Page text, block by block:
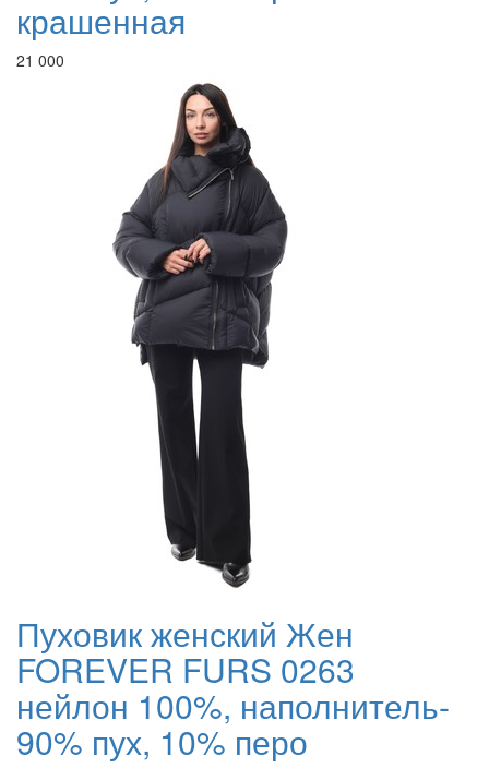
крашенная
21 000
Пуховик женский Жен
FOREVER FURS 0263
нейлон 100%, наполнитель-
90% пух, 10% перо